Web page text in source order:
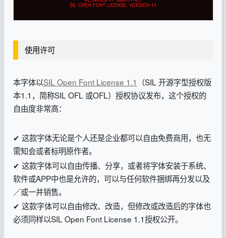
使用许可
本字体以SIL Open Font License 1.1 （SIL 开源字型授权版
本1.1，简称SIL OFL 或OFL）授权协议发布，这个授权的
自由度非常高：
✔ 这款字体无论是个人还是企业都可以自由免费商用，也无
需知会或者标明原作者。
✔ 这款字体可以自由传播、分享，或者将字体安装于系统、
软件或APP中也是允许的，可以与任何软件捆绑再分发以及
／或一并销售。
✔ 这款字体可以自由修改、改造，但修改或改造后的字体也
必须同样以SIL Open Font License 1.1授权公开。